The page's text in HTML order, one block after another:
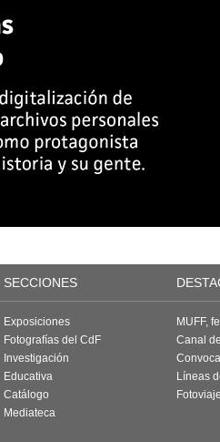
SECCIONES
Exposiciones
Fotografías del CdF
Investigación
Educativa
Catálogo
Mediateca
MUFF,
Canal
Líneas